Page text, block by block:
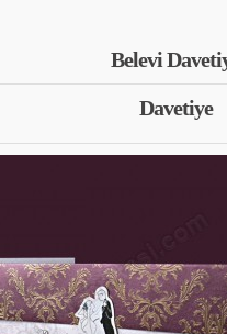
Belevi
Davetiye